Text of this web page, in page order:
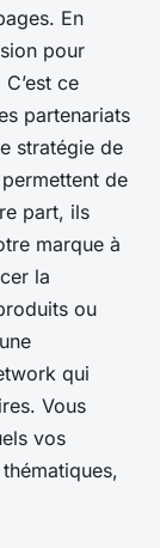
En
pour
ce
partenariats
stratégie de
de
part, ils
marque à
la
ou
qui
Vous
vos